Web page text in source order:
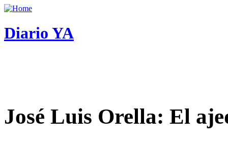
Diario YA
José Luis Orella: El